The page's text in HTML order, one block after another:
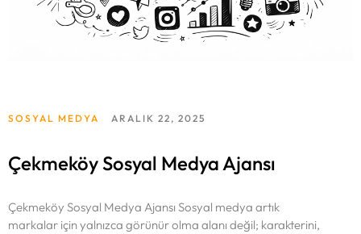
SOSYAL MEDYA ARALIK 22, 2025
Çekmeköy Sosyal Medya Ajansı
Çekmeköy Sosyal Medya Ajansı Sosyal medya artık
markalar için yalnızca görünür olma alanı değil; karakterini,